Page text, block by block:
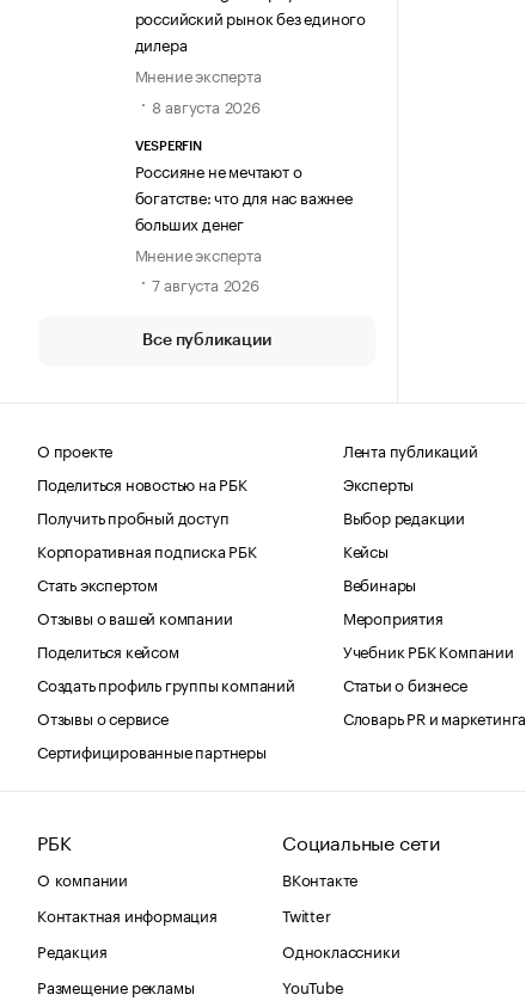
российский рынок без единого
дилера
Мнение эксперта
8 августа 2026
VESPERFIN
Россияне не мечтают о
богатстве: что для нас важнее
больших денег
Мнение эксперта
7 августа 2026
Все публикации
О проекте
Поделиться новостью на РБК
Получить пробный доступ
Корпоративная подписка РБК
Стать экспертом
Отзывы о вашей компании
Поделиться кейсом
Создать профиль группы компаний
Отзывы о сервисе
Сертифицированные партнеры
Лента публикаций
Эксперты
Выбор редакции
Кейсы
Вебинары
Мероприятия
Учебник РБК Компании
Статьи о бизнесе
Словарь PR и маркетинга
РБК
О компании
Контактная информация
Редакция
Размещение рекламы
Социальные сети
ВКонтакте
Twitter
Одноклассники
YouTube